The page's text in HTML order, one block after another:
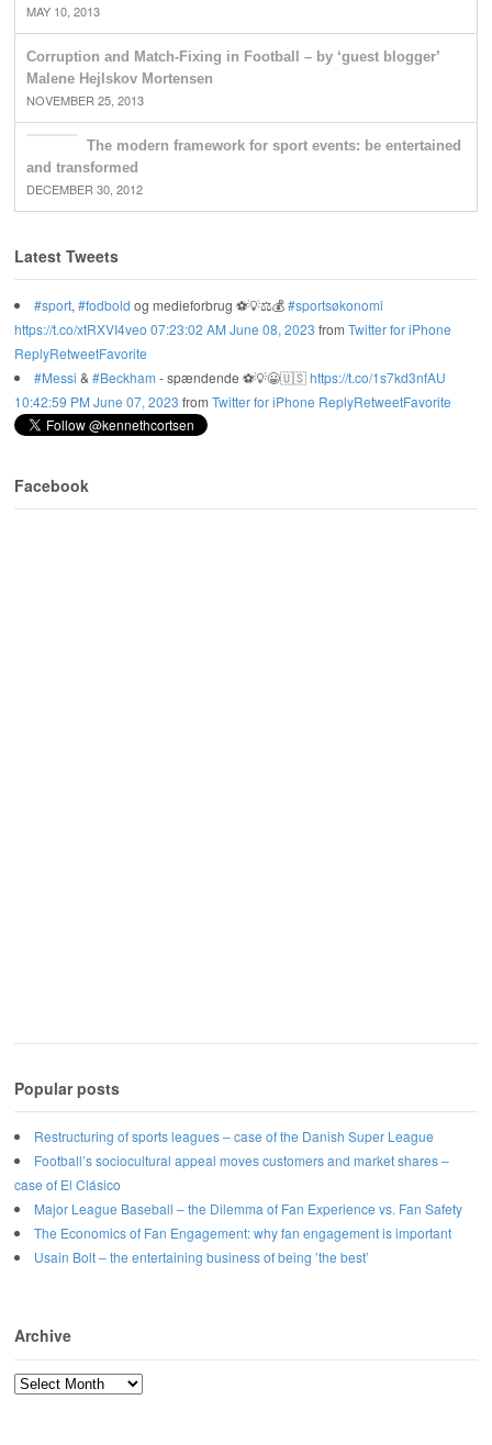
MAY 10, 2013
Corruption and Match-Fixing in Football – by ‘guest blogger’
Malene Hejlskov Mortensen
NOVEMBER 25, 2013
The modern framework for sport events: be entertained
and transformed
DECEMBER 30, 2012
Latest Tweets
#sport, #fodbold og medieforbrug ⚽️💡⚖️💰#sportsøkonomi
https://t.co/xtRXVI4veo 07:23:02 AM June 08, 2023 from Twitter for iPhone
ReplyRetweetFavorite
#Messi & #Beckham - spændende ⚽️💡😀🇺🇸https://t.co/1s7kd3nfAU
10:42:59 PM June 07, 2023 from Twitter for iPhone ReplyRetweetFavorite
Facebook
Popular posts
Restructuring of sports leagues – case of the Danish Super League
Football’s sociocultural appeal moves customers and market shares –
case of El Clásico
Major League Baseball – the Dilemma of Fan Experience vs. Fan Safety
The Economics of Fan Engagement: why fan engagement is important
Usain Bolt – the entertaining business of being ’the best’
Archive
Archive